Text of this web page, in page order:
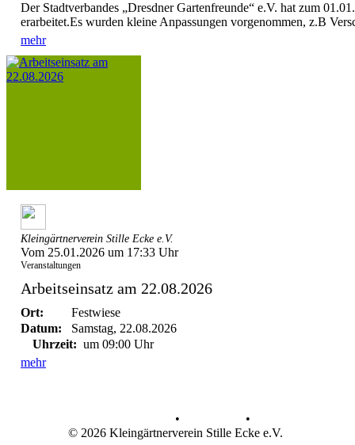
Der Stadtverbandes „Dresdner Gartenfreunde“ e.V. hat zum
erarbeitet.Es wurden kleine Anpassungen vorgenommen, z.B
mehr
Kleingärtnerverein Stille Ecke e.V.
Vom 25.01.2026 um 17:33 Uhr
Veranstaltungen
Arbeitseinsatz am 22.08.2026
Ort:
Festwiese
Datum:
Samstag, 22.08.2026
Uhrzeit: um 09:00 Uhr
mehr
•
•
© 2026 Kleingärtnerverein Stille Ecke e.V.